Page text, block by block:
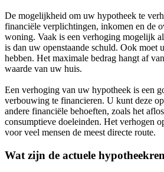
De mogelijkheid om uw hypotheek te
financiële verplichtingen, inkomen en de
woning. Vaak is een verhoging mogelijk
is dan uw openstaande schuld. Ook moet
hebben. Het maximale bedrag hangt af
waarde van uw huis.
Een verhoging van uw hypotheek is een
verbouwing te financieren. U kunt deze
andere financiële behoeften, zoals het
consumptieve doeleinden. Het verhogen
voor veel mensen de meest directe route.
Wat zijn de actuele